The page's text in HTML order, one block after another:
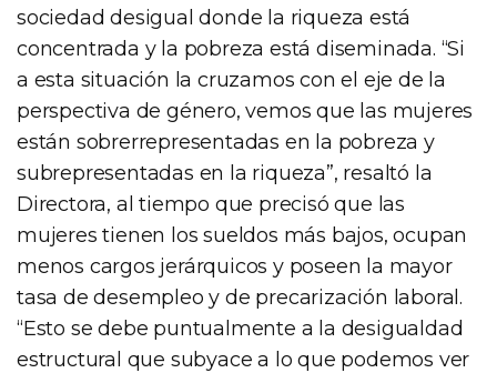
sociedad desigual donde la riqueza está
concentrada y la pobreza está diseminada. “Si
a esta situación la cruzamos con el eje de la
perspectiva de género, vemos que las mujeres
están sobrerrepresentadas en la pobreza y
subrepresentadas en la riqueza”, resaltó la
Directora, al tiempo que precisó que las
mujeres tienen los sueldos más bajos, ocupan
menos cargos jerárquicos y poseen la mayor
tasa de desempleo y de precarización laboral.
“Esto se debe puntualmente a la desigualdad
estructural que subyace a lo que podemos ver